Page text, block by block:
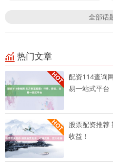
全部话
热门文章
配资114查询
易一站式平台
股票配资推荐
收益！